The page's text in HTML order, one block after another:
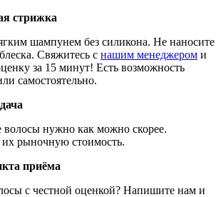
стрижка
шампунем без силикона. Не наносите
Свяжитесь с нашим менеджером и
за 15 минут! Есть возможность
самостоятельно.
волосы нужно как можно скорее.
рыночную стоимость.
приёма
с честной оценкой? Напишите нам и